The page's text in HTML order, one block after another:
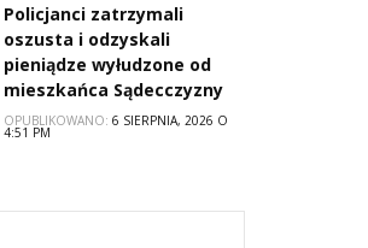
Policjanci zatrzymali
oszusta i odzyskali
pieniądze wyłudzone od
mieszkańca Sądecczyzny
OPUBLIKOWANO: 6 SIERPNIA, 2026 O
4:51 PM